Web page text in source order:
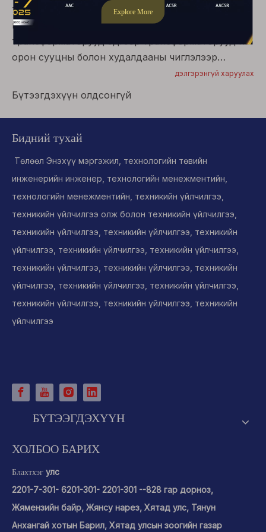
трансформаторуудаар дүүргэнэ. Хот суурин
газрын нэгтгэх зориулалттай, эдгээр
трансформаторууд эдгээр трансформаторууд нь
орон сууцны болон худалдааны чиглэлээр
найдвартай цахилгаан тархалт өгдөг. Аюулгүй
байдлын онцлог шинж чанар, үр дүнтэй
трансформаторууд нь орчин үеийн Urban
цахилгаан цахилгаан юм.
дэлгэрэнгүй харуулах
Бүтээгдэхүүн олдсонгүй
Бидний тухай
Төлөөл Энэхүү мэргэжил, технологийн төвийн
инженерийн инженер, технологийн менежментийн,
технологийн менежментийн, техникийн үйлчилгээ,
техникийн үйлчилгээ олж болон техникийн үйлчилгээ,
техникийн үйлчилгээ, техникийн үйлчилгээ, техникийн
үйлчилгээ, техникийн үйлчилгээ, техникийн үйлчилгээ,
техникийн үйлчилгээ, техникийн үйлчилгээ, техникийн
үйлчилгээ, техникийн үйлчилгээ, техникийн үйлчилгээ,
техникийн үйлчилгээ, техникийн үйлчилгээ, техникийн
үйлчилгээ
БҮТЭЭГДЭХҮҮН
ХОЛБОО БАРИХ
Блахтхэг улс
2201-7-301- 6201-301- 2201-301 --828 гар дорноз,
Жямензийн байр, Жянсу нарез, Хятад улс, Тянун
Анхангай хотын Барил, Хятад улсын зоогийн газар